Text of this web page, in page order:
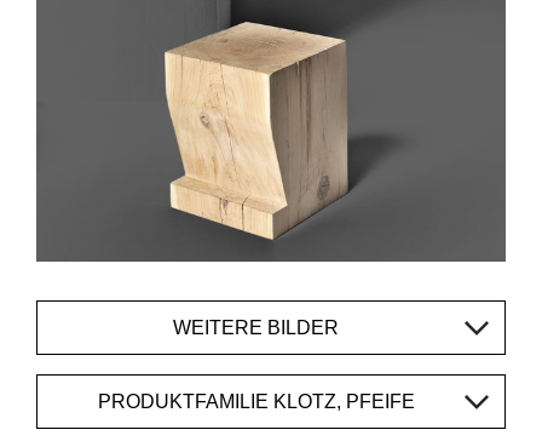
WEITERE BILDER
PRODUKTFAMILIE KLOTZ, PFEIFE